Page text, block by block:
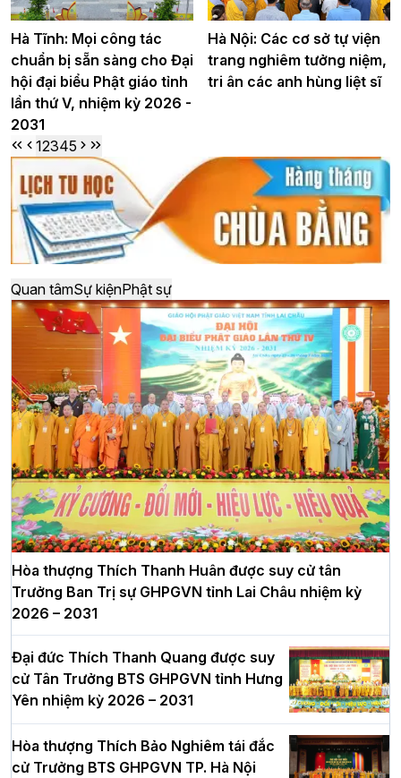
Hà Tĩnh: Mọi công tác
chuẩn bị sẵn sàng cho Đại
hội đại biểu Phật giáo tỉnh
lần thứ V, nhiệm kỳ 2026 -
2031
Hà Nội: Các cơ sở tự viện
trang nghiêm tưởng niệm,
tri ân các anh hùng liệt sĩ
12345
Quan tâmSự kiệnPhật sự
Hòa thượng Thích Thanh Huân được suy cử tân
Trưởng Ban Trị sự GHPGVN tỉnh Lai Châu nhiệm kỳ
2026 – 2031
Đại đức Thích Thanh Quang được suy
cử Tân Trưởng BTS GHPGVN tỉnh Hưng
Yên nhiệm kỳ 2026 – 2031
Hòa thượng Thích Bảo Nghiêm tái đắc
cử Trưởng BTS GHPGVN TP. Hà Nội